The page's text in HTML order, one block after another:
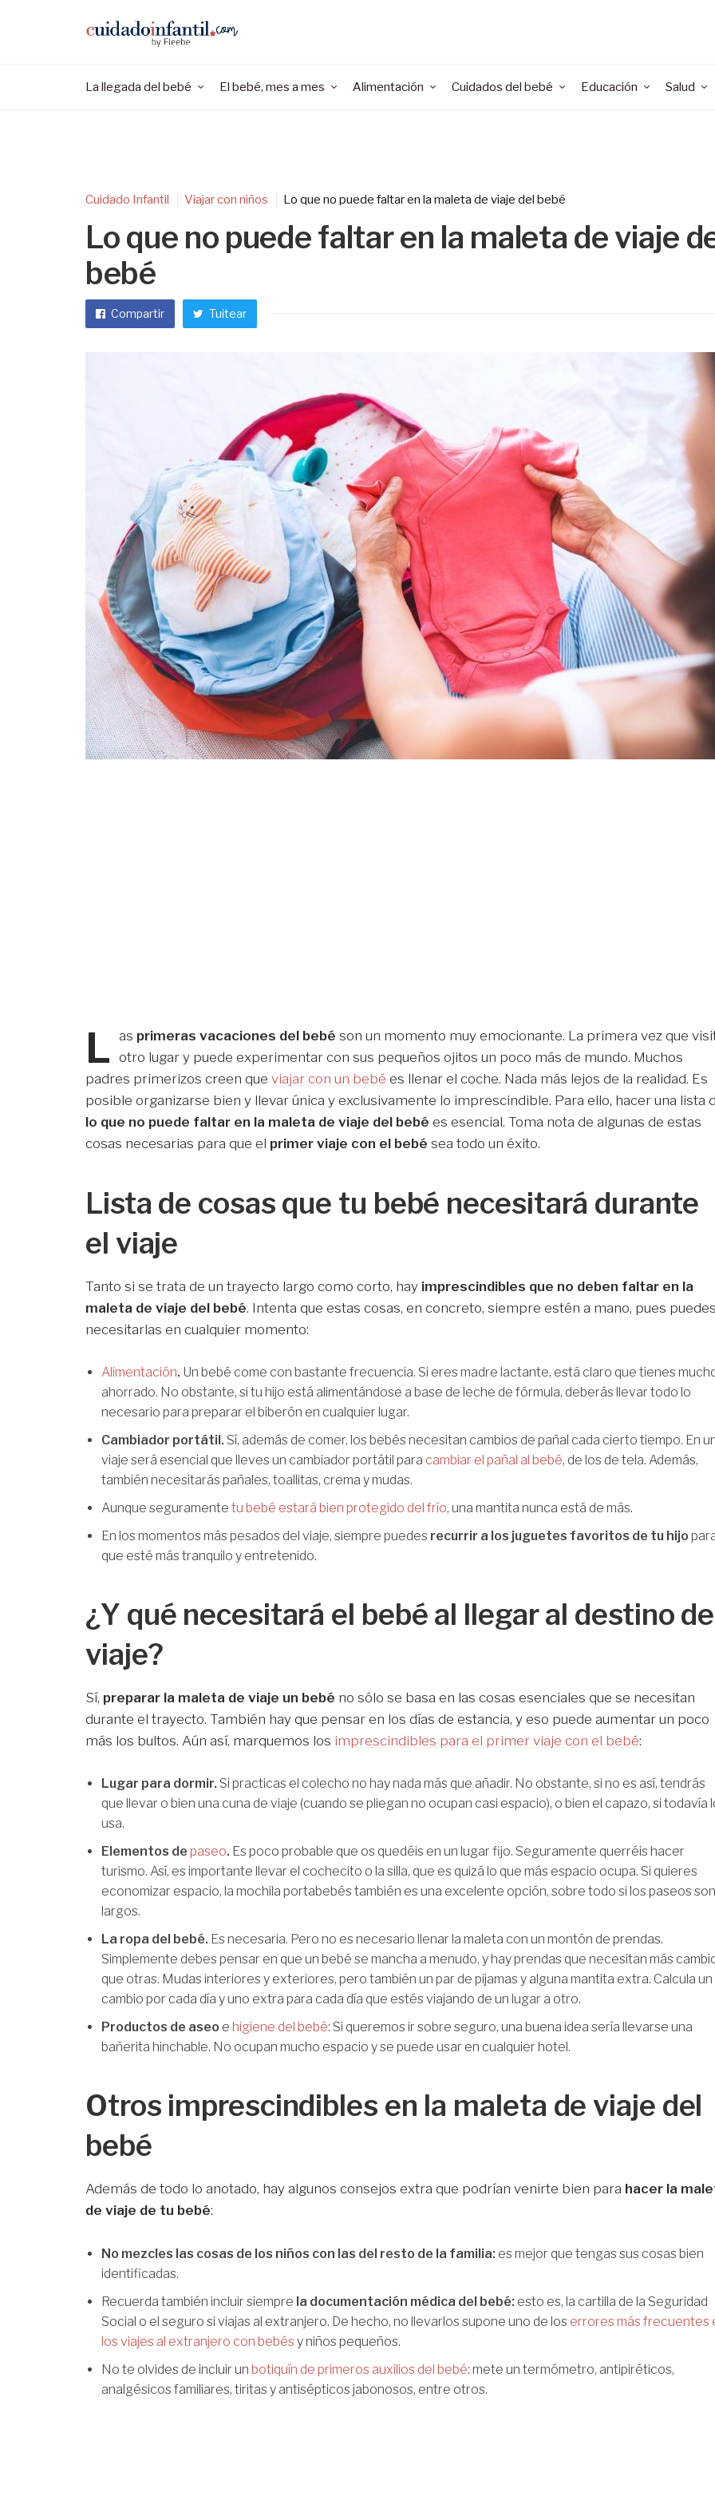
La llegada del bebé El bebé, mes a mes Alimentación Cuidados del bebé Educación Salud
Cuidado Infantil Viajar con niños Lo que no puede faltar en la maleta de viaje del bebé
Lo que no puede faltar en la maleta de viaje
bebé
Compartir Tuitear
L as primeras vacaciones del bebé son un momento muy emocionante. La primera vez que
otro lugar y puede experimentar con sus pequeños ojitos un poco más de mundo. Muchos
padres primerizos creen que viajar con un bebé es llenar el coche. Nada más lejos de la realidad. Es
posible organizarse bien y llevar única y exclusivamente lo imprescindible. Para ello, hacer una lista
lo que no puede faltar en la maleta de viaje del bebé es esencial. Toma nota de algunas de estas
cosas necesarias para que el primer viaje con el bebé sea todo un éxito.
Lista de cosas que tu bebé necesitará durante
el viaje
Tanto si se trata de un trayecto largo como corto, hay imprescindibles que no deben faltar en la
maleta de viaje del bebé. Intenta que estas cosas, en concreto, siempre estén a mano, pues
necesitarlas en cualquier momento:
Alimentación. Un bebé come con bastante frecuencia. Si eres madre lactante, está claro que tienes
ahorrado. No obstante, si tu hijo está alimentándose a base de leche de fórmula, deberás llevar todo lo
necesario para preparar el biberón en cualquier lugar.
Cambiador portátil. Sí, además de comer, los bebés necesitan cambios de pañal cada cierto tiempo. En
viaje será esencial que lleves un cambiador portátil para cambiar el pañal al bebé, de los de tela. Además,
también necesitarás pañales, toallitas, crema y mudas.
Aunque seguramente tu bebé estará bien protegido del frío, una mantita nunca está de más.
En los momentos más pesados del viaje, siempre puedes recurrir a los juguetes favoritos de tu hijo
que esté más tranquilo y entretenido.
¿Y qué necesitará el bebé al llegar al destino
viaje?
Sí, preparar la maleta de viaje un bebé no sólo se basa en las cosas esenciales que se necesitan
durante el trayecto. También hay que pensar en los días de estancia, y eso puede aumentar un poco
más los bultos. Aún así, marquemos los imprescindibles para el primer viaje con el bebé:
Lugar para dormir. Si practicas el colecho no hay nada más que añadir. No obstante, si no es así, tendrás
que llevar o bien una cuna de viaje (cuando se pliegan no ocupan casi espacio), o bien el capazo, si todavía
usa.
Elementos de paseo. Es poco probable que os quedéis en un lugar fijo. Seguramente querréis hacer
turismo. Así, es importante llevar el cochecito o la silla, que es quizá lo que más espacio ocupa. Si quieres
economizar espacio, la mochila portabebés también es una excelente opción, sobre todo si los paseos son
largos.
La ropa del bebé. Es necesaria. Pero no es necesario llenar la maleta con un montón de prendas.
Simplemente debes pensar en que un bebé se mancha a menudo, y hay prendas que necesitan más
que otras. Mudas interiores y exteriores, pero también un par de pijamas y alguna mantita extra. Calcula un
cambio por cada día y uno extra para cada día que estés viajando de un lugar a otro.
Productos de aseo e higiene del bebé: Si queremos ir sobre seguro, una buena idea sería llevarse una
bañerita hinchable. No ocupan mucho espacio y se puede usar en cualquier hotel.
Otros imprescindibles en la maleta de viaje del
bebé
Además de todo lo anotado, hay algunos consejos extra que podrían venirte bien para hacer la
de viaje de tu bebé:
No mezcles las cosas de los niños con las del resto de la familia: es mejor que tengas sus cosas bien
identificadas.
Recuerda también incluir siempre la documentación médica del bebé: esto es, la cartilla de la Seguridad
Social o el seguro si viajas al extranjero. De hecho, no llevarlos supone uno de los errores más frecuentes
los viajes al extranjero con bebés y niños pequeños.
No te olvides de incluir un botiquín de primeros auxilios del bebé: mete un termómetro, antipiréticos,
analgésicos familiares, tiritas y antisépticos jabonosos, entre otros.